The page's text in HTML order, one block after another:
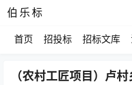
伯乐标
首页 招投标 招标文库
（农村工匠项目）卢